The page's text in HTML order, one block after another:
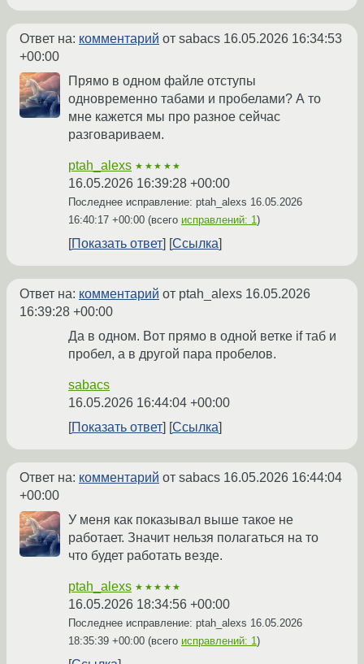
Ответ на: комментарий от sabacs 16.05.2026 16:34:53
+00:00
Прямо в одном файле отступы
одновременно табами и пробелами? А то
мне кажется мы про разное сейчас
разговариваем.
ptah_alexs ★★★★★
16.05.2026 16:39:28 +00:00
Последнее исправление: ptah_alexs 16.05.2026
16:40:17 +00:00 (всего исправлений: 1)
Показать ответ Ссылка
Ответ на: комментарий от ptah_alexs 16.05.2026
16:39:28 +00:00
Да в одном. Вот прямо в одной ветке if таб и
пробел, а в другой пара пробелов.
sabacs
16.05.2026 16:44:04 +00:00
Показать ответ
Ссылка
Ответ на: комментарий от sabacs 16.05.2026 16:44:04
+00:00
У меня как показывал выше такое не
работает. Значит нельзя полагаться на то
что будет работать везде.
ptah_alexs ★★★★★
16.05.2026 18:34:56 +00:00
Последнее исправление: ptah_alexs 16.05.2026
18:35:39 +00:00 (всего исправлений: 1)